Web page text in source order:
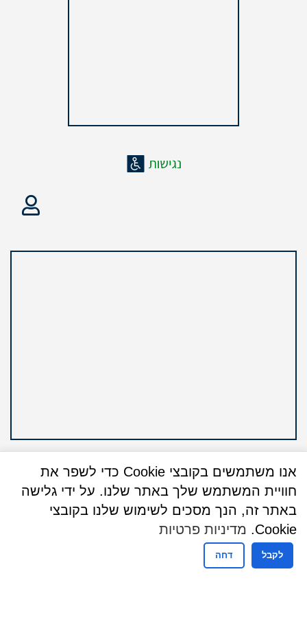
שעות פעילות
אנו משתמשים בקובצי Cookie כדי לשפר את
חוויית המשתמש שלך באתר שלנו. על ידי גלישה
באתר זה, הנך מסכים לשימוש שלנו בקובצי
Cookie.
מדיניות פרטיות
לקבל דחה